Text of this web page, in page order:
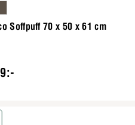
Soffpuff 70 x 50 x 61 cm